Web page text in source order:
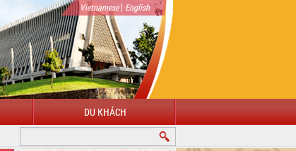
Vietnamese| English
DU KHÁCH